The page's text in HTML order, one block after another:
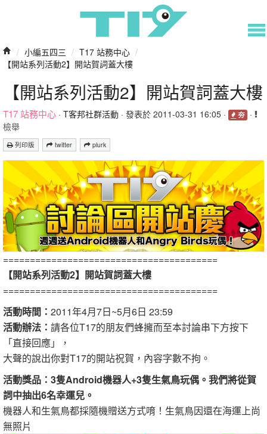
/ 小編五四三 / T17 站務中心 /
【開站系列活動2】開站賀詞蓋大樓
【開站系列活動2】開站賀詞蓋大樓
T17 站務中心 · T客邦社群活動 · 發表於 2011-03-31 16:05 · 夯 ·
檢舉
列印版 twitter plurk
========================================
【開站系列活動2】開站賀詞蓋大樓
========================================
活動時間： 2011年4月7日~5月6日 23:59
活動辦法： 請各位T17的朋友們蜂擁而至本討論串下方按下
「直接回應」，
大聲的說出你對T17的開站祝賀，內容字數不拘。
活動獎品：3隻Android機器人+3隻生氣鳥玩偶。我們將從賀
詞中抽出6名幸運兒。
機器人和生氣鳥都採隨機贈送方式唷！生氣鳥因還在海運上尚
無照片